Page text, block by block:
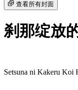
查看所有封面
刹那绽放
Setsuna ni Kakeru Koi